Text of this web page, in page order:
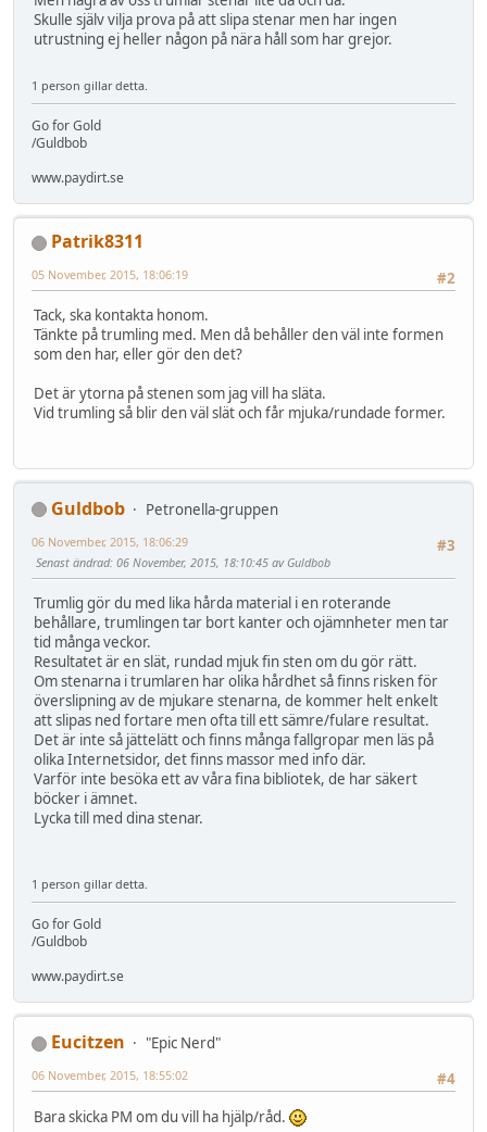
Skulle själv vilja prova på att slipa stenar men har ingen
utrustning ej heller någon på nära håll som har grejor.
1 person gillar detta.
Go for Gold
/Guldbob
www.paydirt.se
Patrik8311
#2
05 November, 2015, 18:06:19
Tack, ska kontakta honom.
Tänkte på trumling med. Men då behåller den väl inte formen
som den har, eller gör den det?
Det är ytorna på stenen som jag vill ha släta.
Vid trumling så blir den väl slät och får mjuka/rundade former.
Guldbob
Petronella-gruppen
#3
06 November, 2015, 18:06:29
Senast ändrad: 06 November, 2015, 18:10:45 av Guldbob
Trumlig gör du med lika hårda material i en roterande
behållare, trumlingen tar bort kanter och ojämnheter men tar
tid många veckor.
Resultatet är en slät, rundad mjuk fin sten om du gör rätt.
Om stenarna i trumlaren har olika hårdhet så finns risken för
överslipning av de mjukare stenarna, de kommer helt enkelt
att slipas ned fortare men ofta till ett sämre/fulare resultat.
Det är inte så jättelätt och finns många fallgropar men läs på
olika Internetsidor, det finns massor med info där.
Varför inte besöka ett av våra fina bibliotek, de har säkert
böcker i ämnet.
Lycka till med dina stenar.
1 person gillar detta.
Go for Gold
/Guldbob
www.paydirt.se
Eucitzen
"Epic Nerd"
#4
06 November, 2015, 18:55:02
Bara skicka PM om du vill ha hjälp/råd.